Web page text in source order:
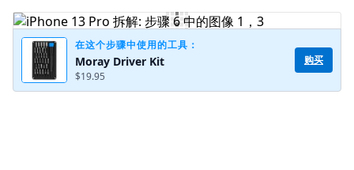
添加评论
在这个步骤中使用的工具：
Moray Driver Kit
$19.95
购买